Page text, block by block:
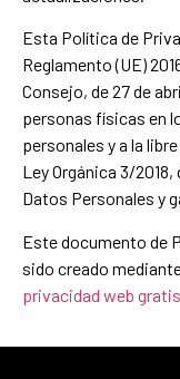
Esta Política de
Reglamento (UE)
Consejo, de 27 de
personas físicas en
personales y a la
Ley Orgánica 3/
Datos Personales y
Este documento de
sido creado
privacidad web gratis